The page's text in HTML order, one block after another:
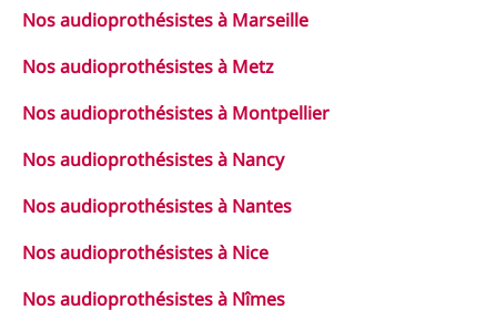
Nos audioprothésistes à Marseille
Nos audioprothésistes à Metz
Nos audioprothésistes à Montpellier
Nos audioprothésistes à Nancy
Nos audioprothésistes à Nantes
Nos audioprothésistes à Nice
Nos audioprothésistes à Nîmes